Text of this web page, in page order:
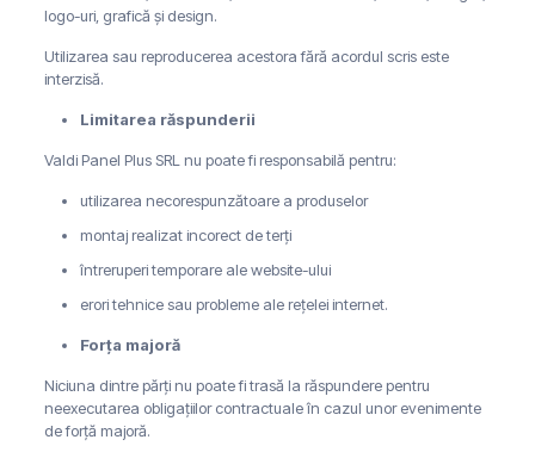
logo-uri, grafică și design.
Utilizarea sau reproducerea acestora fără acordul scris este
interzisă.
Limitarea răspunderii
Valdi Panel Plus SRL nu poate fi responsabilă pentru:
utilizarea necorespunzătoare a produselor
montaj realizat incorect de terți
întreruperi temporare ale website-ului
erori tehnice sau probleme ale rețelei internet.
Forța majoră
Niciuna dintre părți nu poate fi trasă la răspundere pentru
neexecutarea obligațiilor contractuale în cazul unor evenimente
de forță majoră.